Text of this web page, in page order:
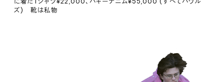
に着たTシャツ¥22,000、バギーデニム¥55,000 (すべてバウル
ズ) 靴は私物